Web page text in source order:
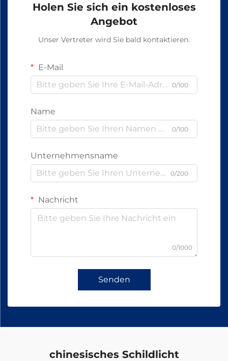
Holen Sie sich ein kostenloses
Angebot
Unser Vertreter wird Sie bald kontaktieren.
E-Mail
0/100
Name
0/100
Unternehmensname
0/200
Nachricht
0/1000
Senden
chinesisches Schildlicht